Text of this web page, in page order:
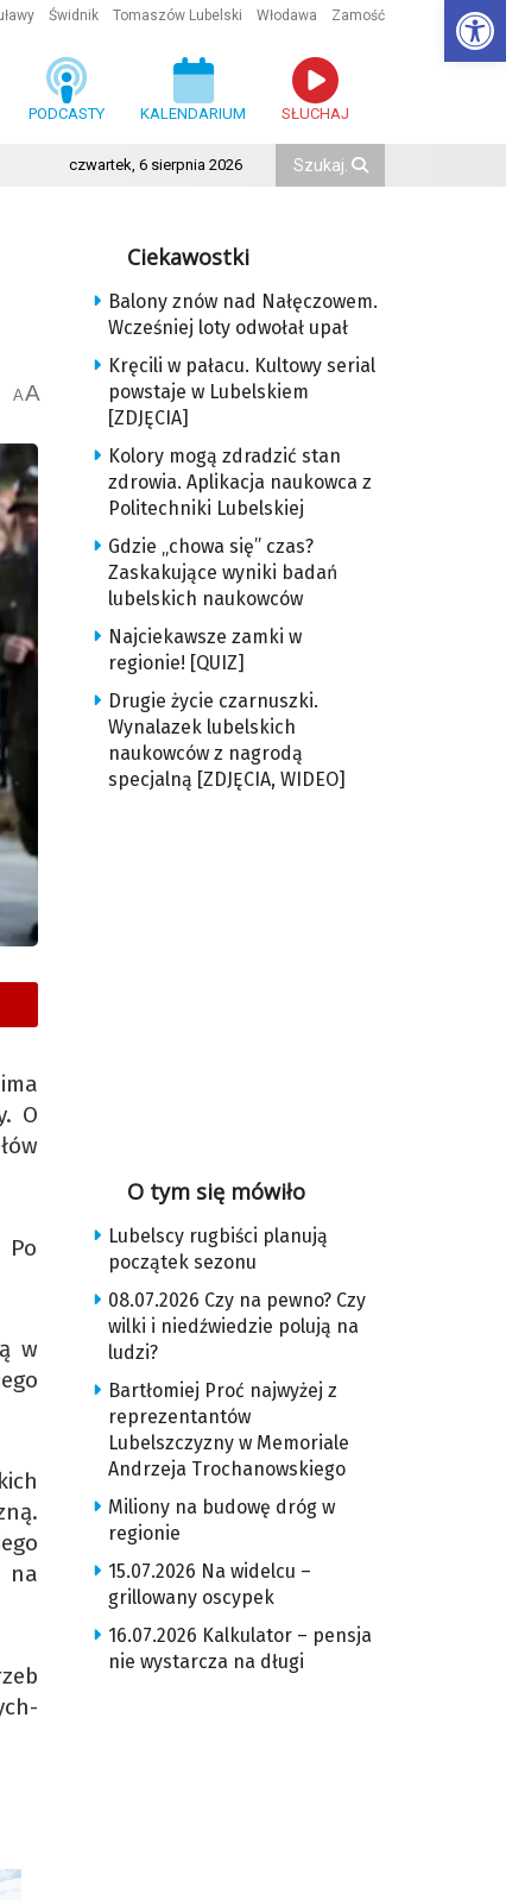
Świdnik Tomaszów Lubelski Włodawa Zamość
PODCASTY KALENDARIUM SŁUCHAJ
czwartek, 6 sierpnia 2026
AA
O
Po
w
na
Ciekawostki
Balony znów nad Nałęczowem.
Wcześniej loty odwołał upał
Kręcili w pałacu. Kultowy serial
powstaje w Lubelskiem
[ZDJĘCIA]
Kolory mogą zdradzić stan
zdrowia. Aplikacja naukowca z
Politechniki Lubelskiej
Gdzie „chowa się” czas?
Zaskakujące wyniki badań
lubelskich naukowców
Najciekawsze zamki w
regionie! [QUIZ]
Drugie życie czarnuszki.
Wynalazek lubelskich
naukowców z nagrodą
specjalną [ZDJĘCIA, WIDEO]
O tym się mówiło
Lubelscy rugbiści planują
początek sezonu
08.07.2026 Czy na pewno? Czy
wilki i niedźwiedzie polują na
ludzi?
Bartłomiej Proć najwyżej z
reprezentantów
Lubelszczyzny w Memoriale
Andrzeja Trochanowskiego
Miliony na budowę dróg w
regionie
15.07.2026 Na widelcu –
grillowany oscypek
16.07.2026 Kalkulator – pensja
nie wystarcza na długi